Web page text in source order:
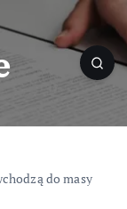
do masy